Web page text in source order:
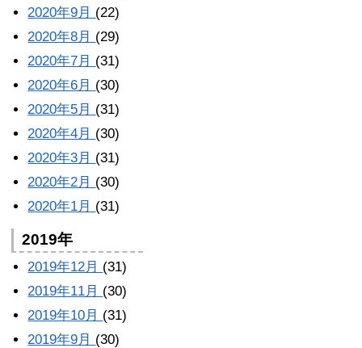
2020年9月 (22)
2020年8月 (29)
2020年7月 (31)
2020年6月 (30)
2020年5月 (31)
2020年4月 (30)
2020年3月 (31)
2020年2月 (30)
2020年1月 (31)
2019年
2019年12月 (31)
2019年11月 (30)
2019年10月 (31)
2019年9月 (30)